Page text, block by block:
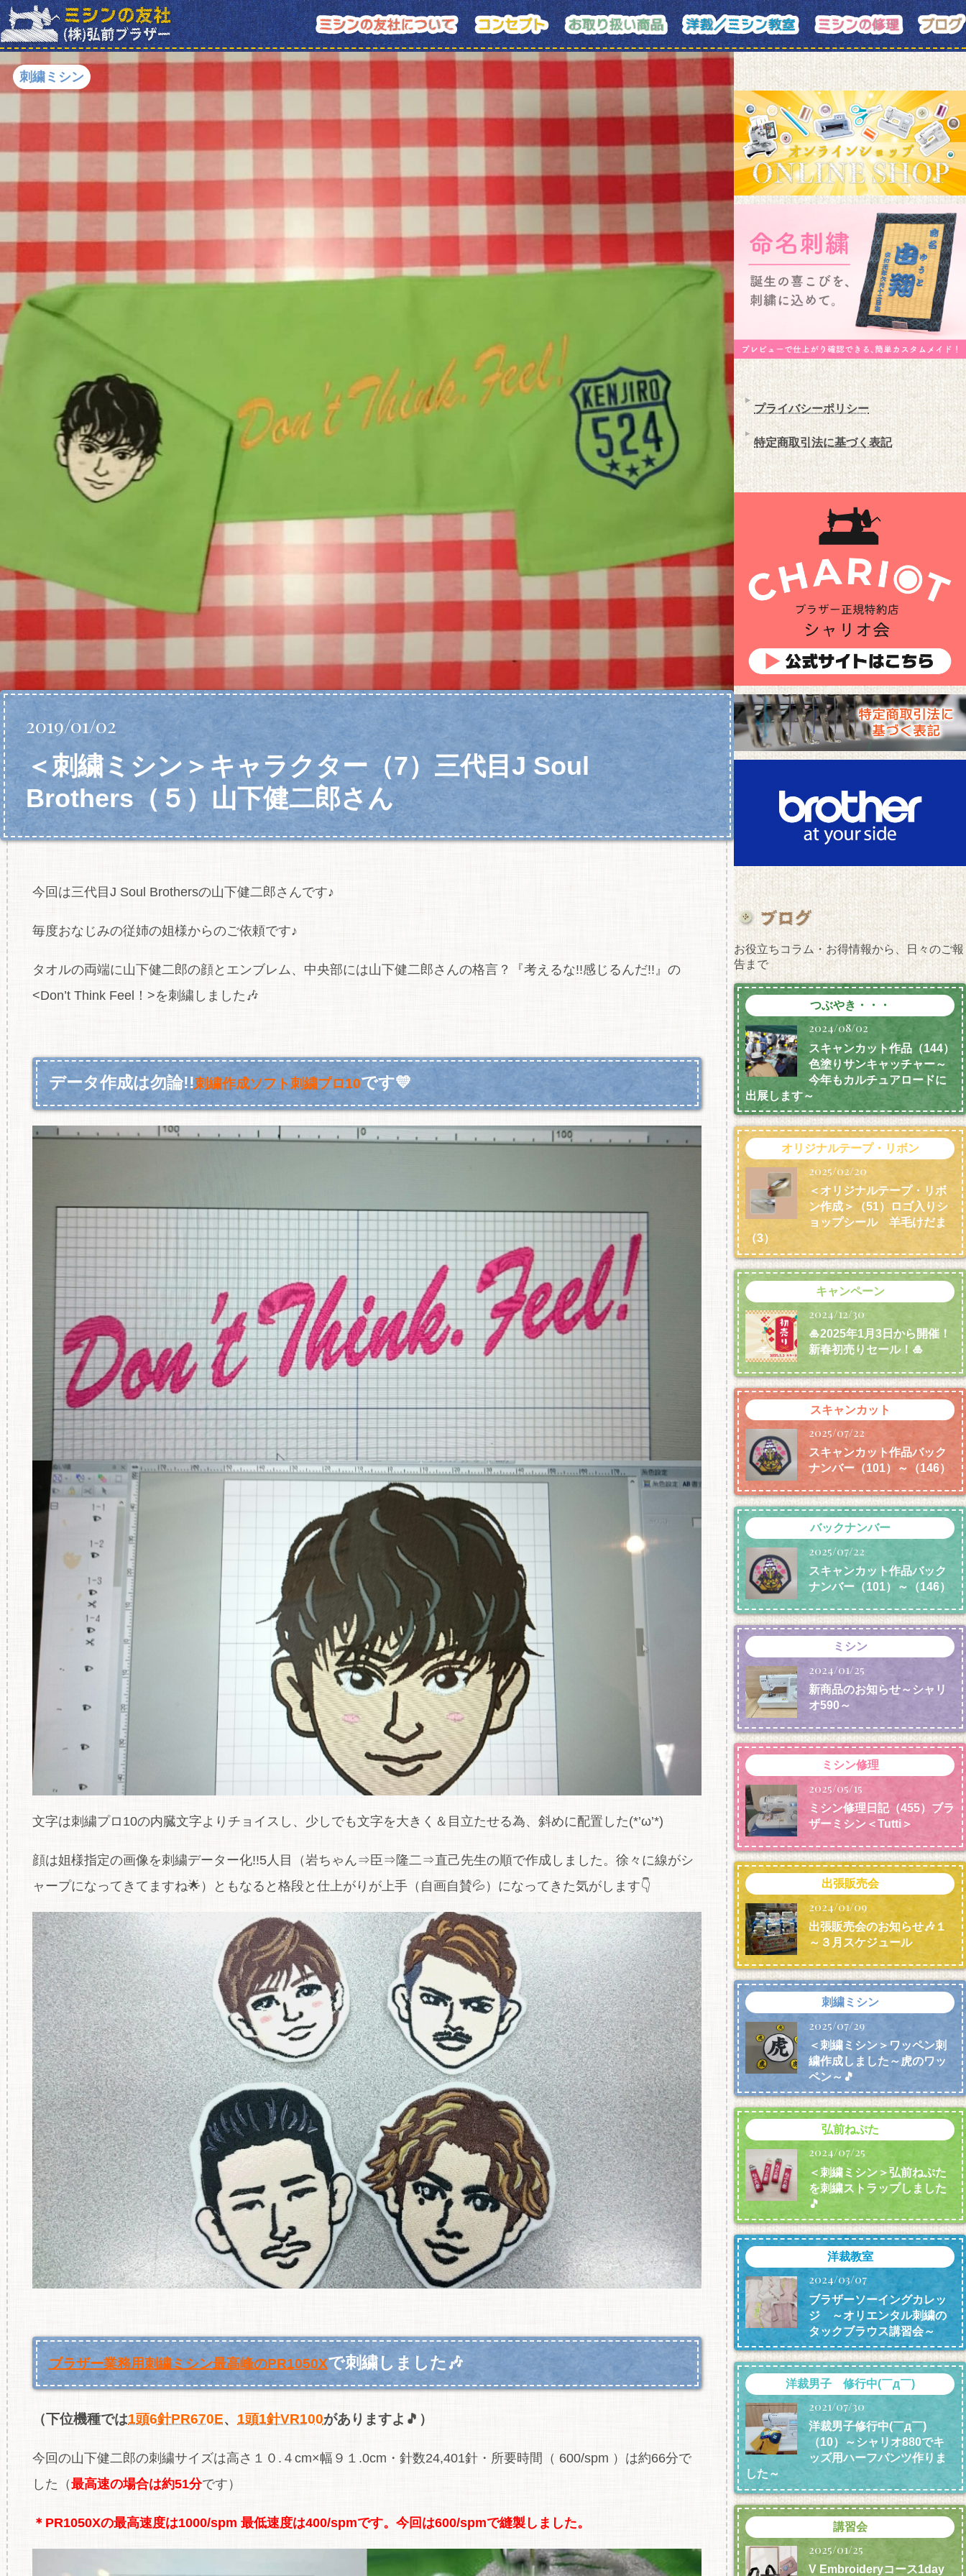
刺繍ミシン
2019/01/02
＜刺繍ミシン＞キャラクター（7）三代目J Soul
Brothers（５）山下健二郎さん
今回は三代目J Soul Brothersの山下健二郎さんです♪
毎度おなじみの従姉の姐様からのご依頼です♪
タオルの両端に山下健二郎の顔とエンブレム、中央部には山下健二郎さんの格言？『考えるな!!感じるんだ!!』の
<Don’t Think Feel！>を刺繍しました🎶
データ作成は勿論!!刺繍作成ソフト刺繍プロ10です💛
文字は刺繍プロ10の内臓文字よりチョイスし、少しでも文字を大きく＆目立たせる為、斜めに配置した(*’ω’*)
顔は姐様指定の画像を刺繍データー化!!5人目（岩ちゃん⇒臣⇒隆二⇒直己先生の順で作成しました。徐々に線がシ
ャープになってきてますね🌟）ともなると格段と仕上がりが上手（自画自賛💦）になってきた気がします👇
ブラザー業務用刺繍ミシン最高峰のPR1050Xで刺繍しました🎶
（下位機種では1頭6針PR670E、 1頭1針VR100がありますよ🎵）
今回の山下健二郎の刺繍サイズは高さ１０.４cm×幅９１.0cm・針数24,401針・所要時間（ 600/spm ）は約66分で
した（最高速の場合は約51分です）
＊PR1050Xの最高速度は1000/spm 最低速度は400/spmです。 今回は600/spmで縫製しました。
プライバシーポリシー
特定商取引法に基づく表記
お役立ちコラム・お得情報から、日々のご報
告まで
つぶやき・・・
2024/08/02
スキャンカット作品（144）
色塗りサンキャッチャー～
今年もカルチュアロードに
出展します～
オリジナルテープ・リボン
2025/02/20
＜オリジナルテープ・リボ
ン作成＞（51）ロゴ入りシ
ョップシール 羊毛けだま
（3）
キャンペーン
2024/12/30
🎍2025年1月3日から開催！
新春初売りセール！🎍
スキャンカット
2025/07/22
スキャンカット作品バック
ナンバー（101）～（146）
バックナンバー
2025/07/22
スキャンカット作品バック
ナンバー（101）～（146）
ミシン
2024/01/25
新商品のお知らせ～シャリ
オ590～
ミシン修理
2025/05/15
ミシン修理日記（455）ブラ
ザーミシン＜Tutti＞
出張販売会
2024/01/09
出張販売会のお知らせ🎶１
～３月スケジュール
刺繍ミシン
2025/07/29
＜刺繍ミシン＞ワッペン刺
繍作成しました～虎のワッ
ペン～🎵
弘前ねぷた
2024/07/25
＜刺繍ミシン＞弘前ねぷた
を刺繍ストラップしました
🎵
洋裁教室
2024/03/07
ブラザーソーイングカレッ
ジ ～オリエンタル刺繍の
タックブラウス講習会～
洋裁男子 修行中(￣д￣)
2021/07/30
洋裁男子修行中(￣д￣)
（10）～シャリオ880でキ
ッズ用ハーフパンツ作りま
した～
講習会
2025/01/25
V Embroideryコース1day